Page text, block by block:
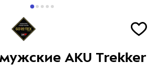
AKU Trekker